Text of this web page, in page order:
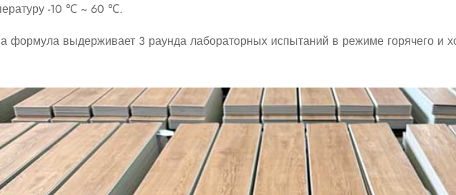
-10 ℃ ~ 60 ℃.
формула выдерживает 3 раунда лабораторных испытаний в режиме горячего и